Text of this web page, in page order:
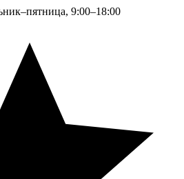
9:00–18:00